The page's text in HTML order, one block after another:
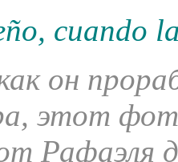
cuando
он
этот
Рафаэля